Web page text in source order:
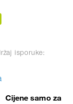
isporuke:
Cijene samo za